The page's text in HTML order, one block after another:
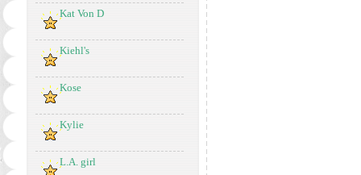
Kat Von D
Kiehl's
Kose
Kylie
L.A. girl